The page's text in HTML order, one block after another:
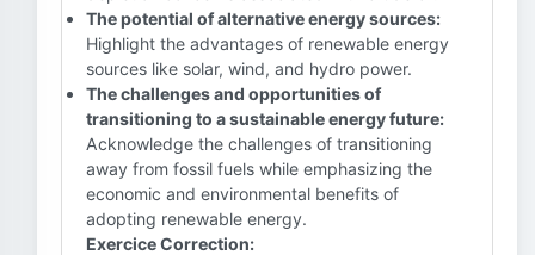
The potential of alternative energy sources:
Highlight the advantages of renewable energy
sources like solar, wind, and hydro power.
The challenges and opportunities of
transitioning to a sustainable energy future:
Acknowledge the challenges of transitioning
away from fossil fuels while emphasizing the
economic and environmental benefits of
adopting renewable energy.
Exercice Correction: